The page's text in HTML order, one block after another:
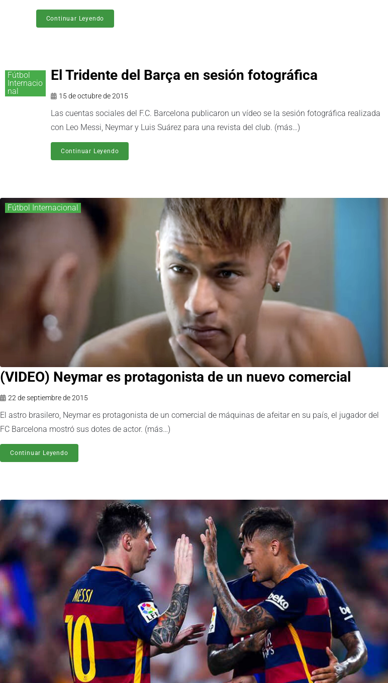
Continuar Leyendo
Fútbol
Internacio
nal
El Tridente del Barça en sesión fotográfica
15 de octubre de 2015
Las cuentas sociales del F.C. Barcelona publicaron un vídeo se la sesión fotográfica realizada
con Leo Messi, Neymar y Luis Suárez para una revista del club. (más…)
Continuar Leyendo
Fútbol Internacional
(VIDEO) Neymar es protagonista de un nuevo comercial
22 de septiembre de 2015
El astro brasilero, Neymar es protagonista de un comercial de máquinas de afeitar en su país, el jugador del
FC Barcelona mostró sus dotes de actor. (más…)
Continuar Leyendo